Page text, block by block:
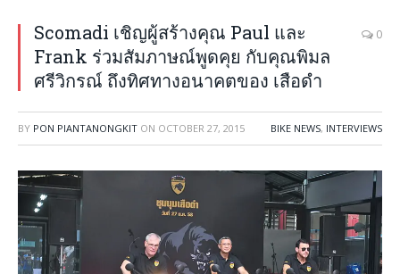
Scomadi เชิญผู้สร้างคุณ Paul และ
Frank ร่วมสัมภาษณ์พูดคุย กับคุณพิมล
ศรีวิกรณ์ ถึงทิศทางอนาคตของ เสือดำ
0
BY PON PIANTANONGKIT ON OCTOBER 27, 2015 BIKE NEWS, INTERVIEWS